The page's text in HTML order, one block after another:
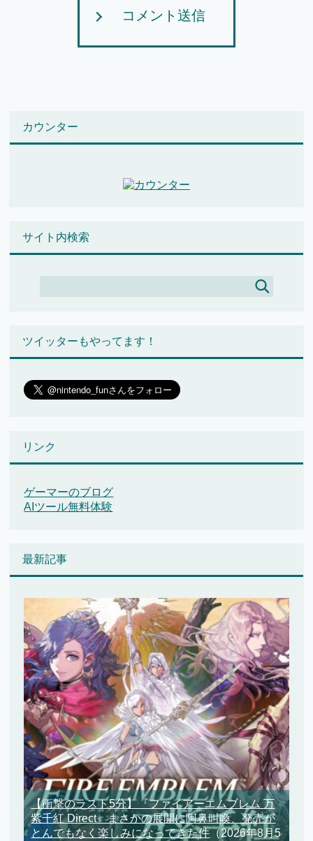
コメント送信
カウンター
サイト内検索
ツイッターもやってます！
リンク
ゲーマーのブログ
AIツール無料体験
最新記事
【衝撃のラスト5分】『ファイアーエムブレム 万
紫千紅 Direct』まさかの展開に阿鼻叫喚、発売が
とんでもなく楽しみになってきた件（2026年8月5